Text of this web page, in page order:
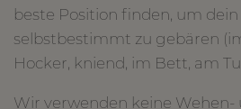
beste Position finden, um
selbstbestimmt zu gebären
Hocker, kniend, im Bett, am
Wir verwenden keine